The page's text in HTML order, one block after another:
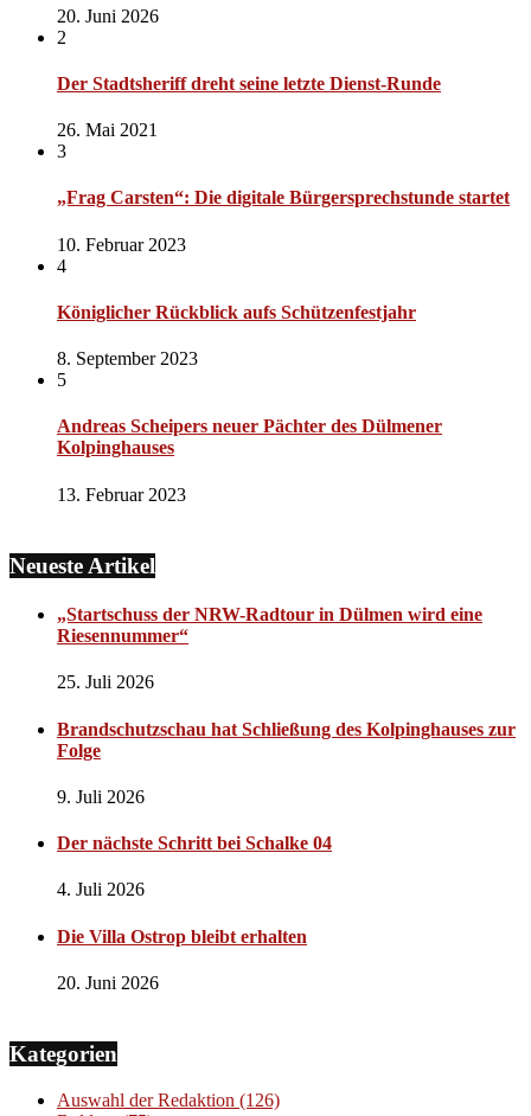
20. Juni 2026
2
Der Stadtsheriff dreht seine letzte Dienst-Runde
26. Mai 2021
3
„Frag Carsten“: Die digitale Bürgersprechstunde startet
10. Februar 2023
4
Königlicher Rückblick aufs Schützenfestjahr
8. September 2023
5
Andreas Scheipers neuer Pächter des Dülmener
Kolpinghauses
13. Februar 2023
Neueste Artikel
„Startschuss der NRW-Radtour in Dülmen wird eine
Riesennummer“
25. Juli 2026
Brandschutzschau hat Schließung des Kolpinghauses zur
Folge
9. Juli 2026
Der nächste Schritt bei Schalke 04
4. Juli 2026
Die Villa Ostrop bleibt erhalten
20. Juni 2026
Kategorien
Auswahl der Redaktion (126)